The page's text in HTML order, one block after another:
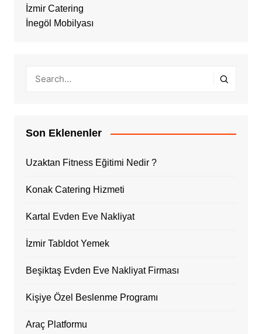
İzmir Catering
İnegöl Mobilyası
Son Eklenenler
Uzaktan Fitness Eğitimi Nedir ?
Konak Catering Hizmeti
Kartal Evden Eve Nakliyat
İzmir Tabldot Yemek
Beşiktaş Evden Eve Nakliyat Firması
Kişiye Özel Beslenme Programı
Araç Platformu